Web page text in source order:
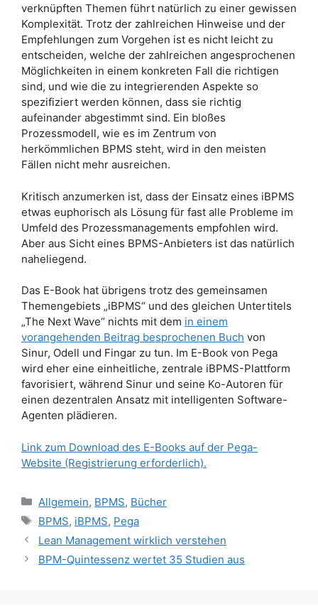
verknüpften Themen führt natürlich zu einer gewissen
Komplexität. Trotz der zahlreichen Hinweise und der
Empfehlungen zum Vorgehen ist es nicht leicht zu
entscheiden, welche der zahlreichen angesprochenen
Möglichkeiten in einem konkreten Fall die richtigen
sind, und wie die zu integrierenden Aspekte so
spezifiziert werden können, dass sie richtig
aufeinander abgestimmt sind. Ein bloßes
Prozessmodell, wie es im Zentrum von
herkömmlichen BPMS steht, wird in den meisten
Fällen nicht mehr ausreichen.
Kritisch anzumerken ist, dass der Einsatz eines iBPMS
etwas euphorisch als Lösung für fast alle Probleme im
Umfeld des Prozessmanagements empfohlen wird.
Aber aus Sicht eines BPMS-Anbieters ist das natürlich
naheliegend.
Das E-Book hat übrigens trotz des gemeinsamen
Themengebiets „iBPMS“ und des gleichen Untertitels
„The Next Wave“ nichts mit dem in einem
vorangehenden Beitrag besprochenen Buch von
Sinur, Odell und Fingar zu tun. Im E-Book von Pega
wird eher eine einheitliche, zentrale iBPMS-Plattform
favorisiert, während Sinur und seine Ko-Autoren für
einen dezentralen Ansatz mit intelligenten Software-
Agenten plädieren.
Link zum Download des E-Books auf der Pega-
Website (Registrierung erforderlich).
Kategorien
Allgemein, BPMS, Bücher
Schlagwörter
BPMS, iBPMS, Pega
Lean Management wirklich verstehen
BPM-Quintessenz wertet 35 Studien aus